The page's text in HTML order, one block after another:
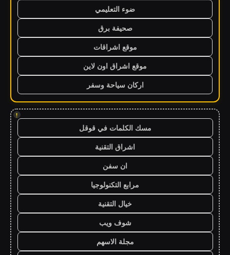
ضوء التعليمي
صحيفة برق
موقع اشراقات
موقع اشراق اون لاين
اركان سياحة وسفر
!
مسك الكلمات في قوقل
اشراق التقنية
ان سفن
مرابع التكنولوجيا
خيال التقنية
شوف ويب
مجلة الاسهم